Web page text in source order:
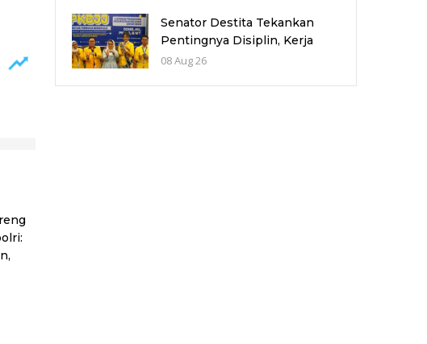
Senator Destita Tekankan
Pentingnya Disiplin, Kerja
Keras dan Jejaring bagi
08 Aug 26